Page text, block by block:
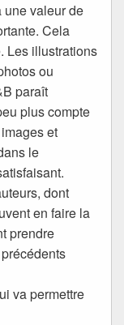
une valeur de
Cela
Les illustrations
ou
paraît
plus compte
et
le
dont
en faire la
prendre
va permettre